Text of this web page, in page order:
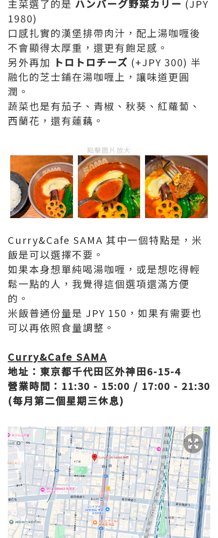
主菜選了的是 ハンバーグ野菜カリー (JPY
1980)
口感扎實的漢堡排帶肉汁，配上湯咖喱後
不會顯得太厚重，還更有飽足感。
另外再加 トロトロチーズ (+JPY 300) 半
融化的芝士鋪在湯咖喱上，讓味道更圓
潤。
蔬菜也是有茄子、青椒、秋葵、紅蘿蔔、
西蘭花，還有蓮藕。
點擊圖片放大
Curry&Cafe SAMA 其中一個特點是，米
飯是可以選擇不要。
如果本身想單純喝湯咖喱，或是想吃得輕
鬆一點的人，我覺得這個選項還滿方便
的。
米飯普通份量是 JPY 150，如果有需要也
可以再依照食量調整。
Curry&Cafe SAMA
地址：東京都千代田区外神田6-15-4
營業時間：11:30 - 15:00 / 17:00 - 21:30
(每月第二個星期三休息)